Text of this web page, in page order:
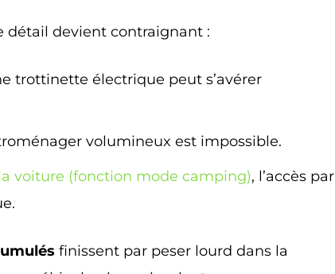
détail devient contraignant :
trottinette électrique peut s’avérer
volumineux est impossible.
voiture (fonction mode camping), l’accès par
finissent par peser lourd dans la